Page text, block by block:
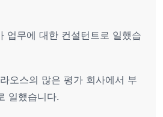
업무에 대한 컨설턴트로 일했습
오스의 많은 평가 회사에서 부
일했습니다.